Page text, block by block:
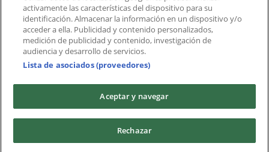
Ciudades
Descargar la APP Tiendeo
Copyright © Tiendeo ® 2026 · Shopfully Marketing S.L.U. –
activamente las características del dispositivo para su
identificación. Almacenar la información en un dispositivo y/o
acceder a ella. Publicidad y contenido personalizados,
medición de publicidad y contenido, investigación de
audiencia y desarrollo de servicios.
Lista de asociados (proveedores)
Aceptar y navegar
Rechazar